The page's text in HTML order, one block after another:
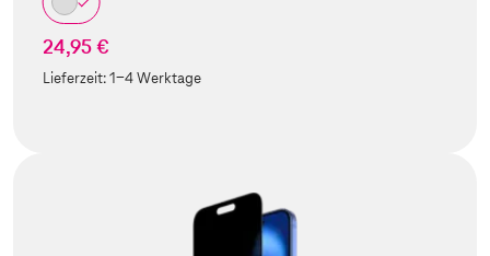
24,95 €
Lieferzeit:1-4 Werktage